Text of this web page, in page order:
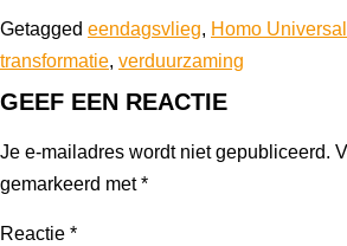
Getagged eendagsvlieg, Homo
transformatie, verduurzaming
GEEF EEN REACTIE
Je e-mailadres wordt niet gepubliceerd.
gemarkeerd met*
Reactie *